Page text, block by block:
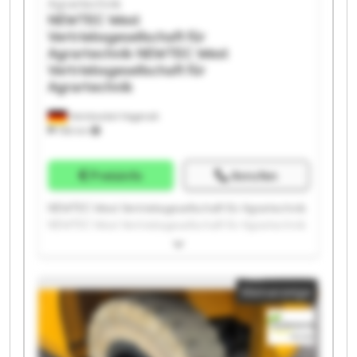
Heinbockel-Hagenah
766 km
Agrartechnik
NEWTEC West
Vertriebsgesellschaft für
Agrartechnik NEWTEC West
Vertriebsgesellschaft für
Agrartechnik
Preisinfo Anrufen
NEWTEC West Vertriebsgesellschaft für Agrartechnik
NEWTEC West Vertriebsgesellschaft für Agrartechnik
NEWTEC West Vertriebsgesellschaft für Agrartechnik
NEWTEC West Vertriebsgesellschaft für Agrartechnik
NEWTEC West Vertriebsgesellschaft für Agrartechnik
NEWTEC West Vertriebsgesellschaft für Agrartechnik
NEWTEC West Vertriebsgesellschaft für Agrartechnik
Kleinanzeige